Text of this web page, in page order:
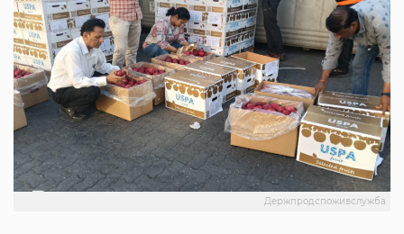
Держпродспоживслужба